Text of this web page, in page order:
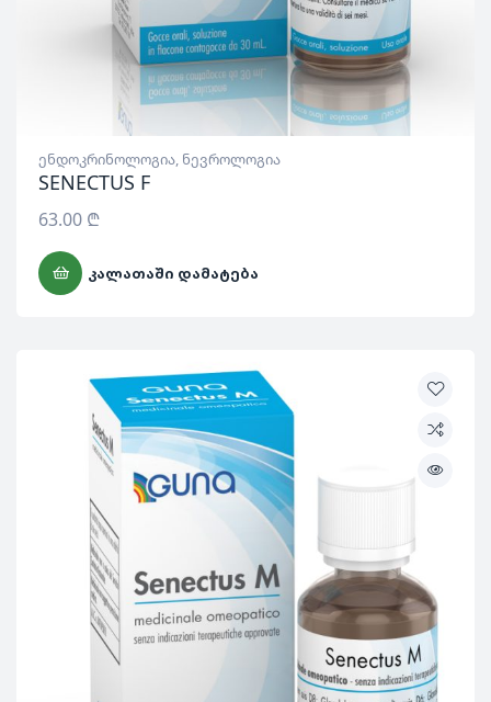
ენდოკრინოლოგია, ნევროლოგია
SENECTUS F
63.00 ₾
ᲙᲐᲚᲐᲗᲐᲨᲘ ᲓᲐᲛᲐᲢᲔᲑᲐ